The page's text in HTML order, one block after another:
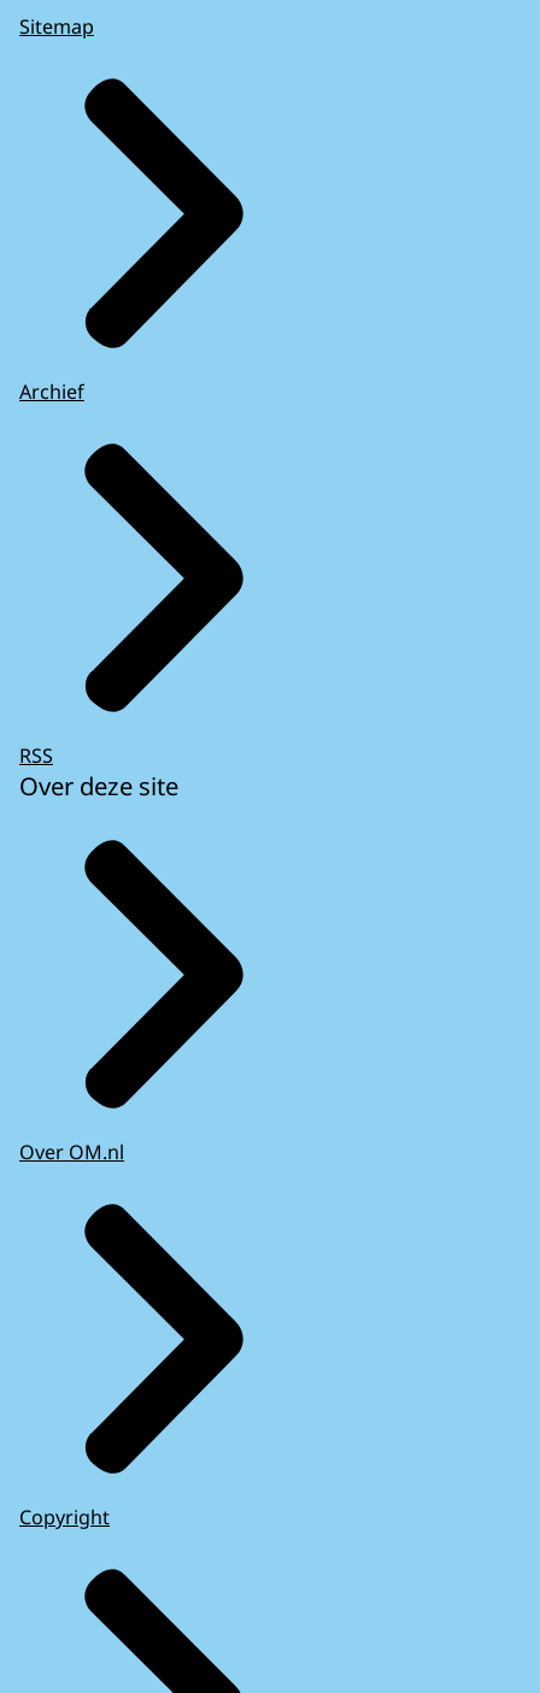
Sitemap
Archief
RSS
Over deze site
Over OM.nl
Copyright